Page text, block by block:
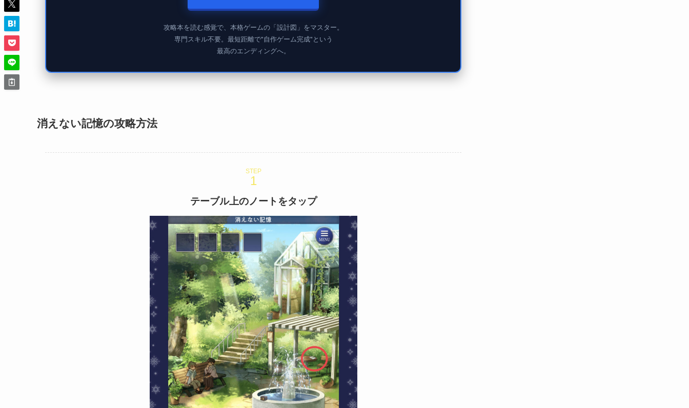
攻略本を読む感覚で、本格ゲームの「設計図」をマスター。
専門スキル不要。最短距離で"自作ゲーム完成"という
最高のエンディングへ。
消えない記憶の攻略方法
STEP
テーブル上のノートをタップ